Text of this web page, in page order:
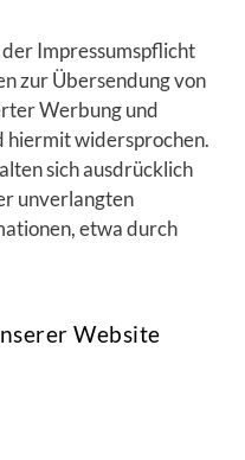
Impressumspflicht
zur Übersendung von
Werbung und
widersprochen.
sich ausdrücklich
unverlangten
etwa durch
Website